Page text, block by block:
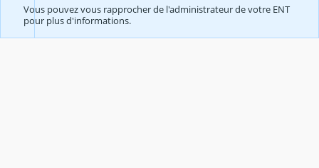
Vous pouvez vous rapprocher de l'administrateur de votre ENT
pour plus d'informations.